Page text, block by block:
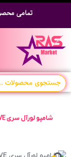
تمامی